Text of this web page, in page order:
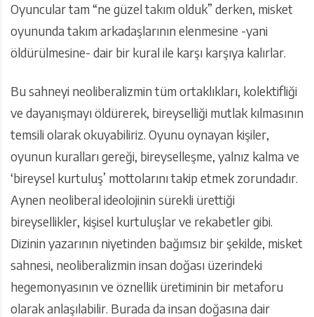
Oyuncular tam “ne güzel takım olduk” derken, misket
oyununda takım arkadaşlarının elenmesine -yani
öldürülmesine- dair bir kural ile karşı karşıya kalırlar.
Bu sahneyi neoliberalizmin tüm ortaklıkları, kolektifliği
ve dayanışmayı öldürerek, bireyselliği mutlak kılmasının
temsili olarak okuyabiliriz. Oyunu oynayan kişiler,
oyunun kuralları gereği, bireyselleşme, yalnız kalma ve
‘bireysel kurtuluş’ mottolarını takip etmek zorundadır.
Aynen neoliberal ideolojinin sürekli ürettiği
bireysellikler, kişisel kurtuluşlar ve rekabetler gibi.
Dizinin yazarının niyetinden bağımsız bir şekilde, misket
sahnesi, neoliberalizmin insan doğası üzerindeki
hegemonyasının ve öznellik üretiminin bir metaforu
olarak anlaşılabilir. Burada da insan doğasına dair